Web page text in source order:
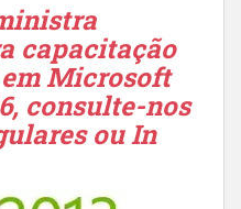
capacitação
Microsoft
consulte-nos
ou In